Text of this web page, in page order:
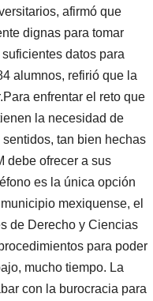
afirmó que
dignas para tomar
datos para
alumnos, refirió que la
enfrentar el reto que
la necesidad de
tan bien hechas
debe ofrecer a sus
es la única opción
mexiquense, el
de Derecho y Ciencias
para poder
mucho tiempo. La
con la burocracia para